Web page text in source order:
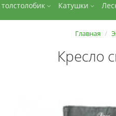
Катушки
Главная
Кресло